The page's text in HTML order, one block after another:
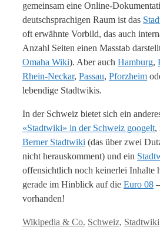
gemeinsam eine Online-
deutschsprachigen Raum ist das
oft erwähnte Vorbild, das auch
Anzahl Seiten einen Masstab
Omaha Wiki). Aber auch Hamburg,
Rhein-Neckar, Passau, Pforzheim
lebendige Stadtwikis.
In der Schweiz bietet sich ein
«Stadtwiki» in der Schweiz googelt,
Berner Stadtwiki (das über zwei
nicht herauskomment) und ein
offensichtlich noch keinerlei Inhalte
gerade im Hinblick auf die Euro 08
vorhanden!
Kategorien
Wikipedia & Co. Tags
Schweiz, Stadtwiki